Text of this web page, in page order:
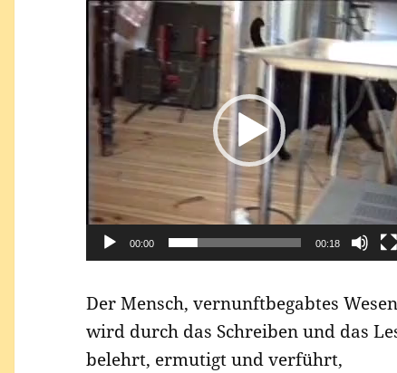
Video-
Player
00:00 00:18
Der Mensch, ver­nunft­be­gab­tes
wird durch das Schrei­ben und das
belehrt, ermu­tigt und verführt,